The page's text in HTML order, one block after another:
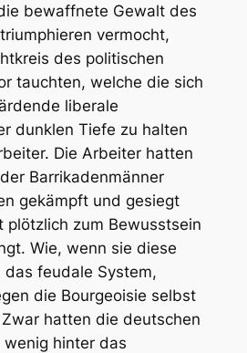
bewaffnete Gewalt des
vermocht,
des politischen
tauchten, welche die sich
liberale
dunklen Tiefe zu halten
Die Arbeiter hatten
Barrikadenmänner
gekämpft und gesiegt
plötzlich zum Bewusstsein
Wie, wenn sie diese
feudale System,
die Bourgeoisie selbst
hatten die deutschen
hinter das